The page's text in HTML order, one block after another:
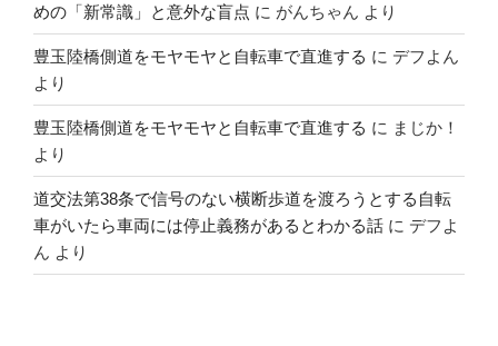
めの「新常識」と意外な盲点 に がんちゃん より
豊玉陸橋側道をモヤモヤと自転車で直進する に デフよん
より
豊玉陸橋側道をモヤモヤと自転車で直進する に まじか！
より
道交法第38条で信号のない横断歩道を渡ろうとする自転
車がいたら車両には停止義務があるとわかる話 に デフよ
ん より